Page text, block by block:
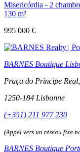
Misericórdia - 2
130 m²
995 000 €
BARNES Boutique
Praça do Príncipe
1250-184 Lisbonne
(+351) 211 977 230
(Appel vers un réseau fixe
BARNES Boutique